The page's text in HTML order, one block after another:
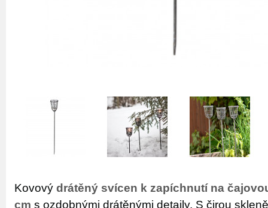
Kovový drátěný svícen k zapíchnutí na
cm s ozdobnými drátěnými detaily. S čirou